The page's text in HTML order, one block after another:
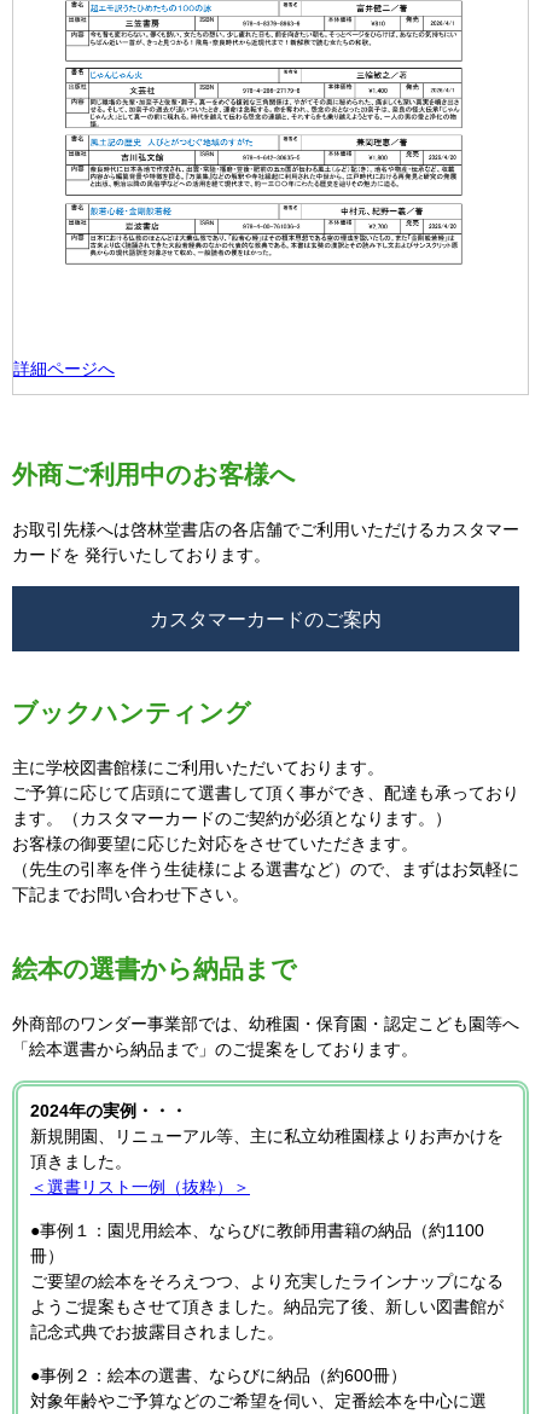
詳細ページへ
外商ご利用中のお客様へ
お取引先様へは啓林堂書店の各店舗でご利用いただけるカスタマー
カードを 発行いたしております。
カスタマーカードのご案内
ブックハンティング
主に学校図書館様にご利用いただいております。
ご予算に応じて店頭にて選書して頂く事ができ、配達も承っており
ます。（カスタマーカードのご契約が必須となります。）
お客様の御要望に応じた対応をさせていただきます。
（先生の引率を伴う生徒様による選書など）ので、まずはお気軽に
下記までお問い合わせ下さい。
絵本の選書から納品まで
外商部のワンダー事業部では、幼稚園・保育園・認定こども園等へ
「絵本選書から納品まで」のご提案をしております。
2024年の実例・・・
新規開園、リニューアル等、主に私立幼稚園様よりお声かけを
頂きました。
＜選書リスト一例（抜粋）＞
●事例１：園児用絵本、ならびに教師用書籍の納品（約1100
冊）
ご要望の絵本をそろえつつ、より充実したラインナップになる
ようご提案もさせて頂きました。納品完了後、新しい図書館が
記念式典でお披露目されました。
●事例２：絵本の選書、ならびに納品（約600冊）
対象年齢やご予算などのご希望を伺い、定番絵本を中心に選